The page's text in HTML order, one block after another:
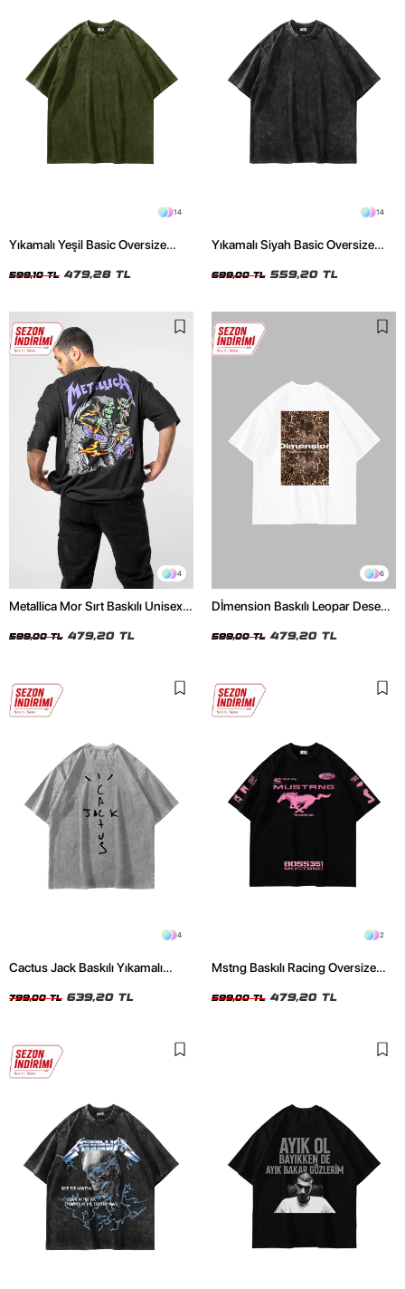
14
Yıkamalı Yeşil Basic Oversize
599,10 TL 479,28 TL
14
Yıkamalı Siyah Basic Oversize
699,00 TL 559,20 TL
4
Metallica Mor Sırt Baskılı Unisex
599,00 TL 479,20 TL
6
Dİmension Baskılı Leopar Desenli
Tshirt
599,00 TL 479,20 TL
4
Cactus Jack Baskılı Yıkamalı
799,00 TL 639,20 TL
2
Mstng Baskılı Racing Oversize
599,00 TL 479,20 TL